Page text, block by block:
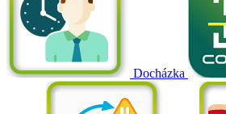
Docházka